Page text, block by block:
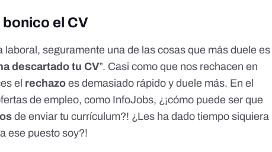
bonico el CV
laboral, seguramente una de las cosas que más duele es
descartado tu CV”. Casi como que nos rechacen en
el rechazoes demasiado rápido y duele más. En el
de empleo, como InfoJobs, ¿¡cómo puede ser que
de enviar tu currículum?! ¿Les ha dado tiempo siquiera
ese puesto soy?!